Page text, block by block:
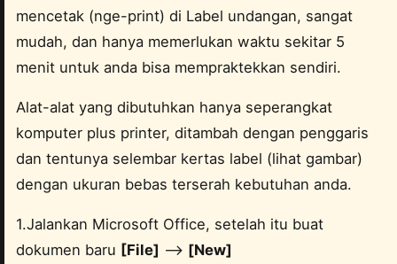
mencetak (nge-print) di Label undangan, sangat
mudah, dan hanya memerlukan waktu sekitar 5
menit untuk anda bisa mempraktekkan sendiri.
Alat-alat yang dibutuhkan hanya seperangkat
komputer plus printer, ditambah dengan penggaris
dan tentunya selembar kertas label (lihat gambar)
dengan ukuran bebas terserah kebutuhan anda.
1.Jalankan Microsoft Office, setelah itu buat
dokumen baru [File] –> [New]